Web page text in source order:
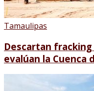
Tamaulipas
Descartan
evalúan la Cuenca